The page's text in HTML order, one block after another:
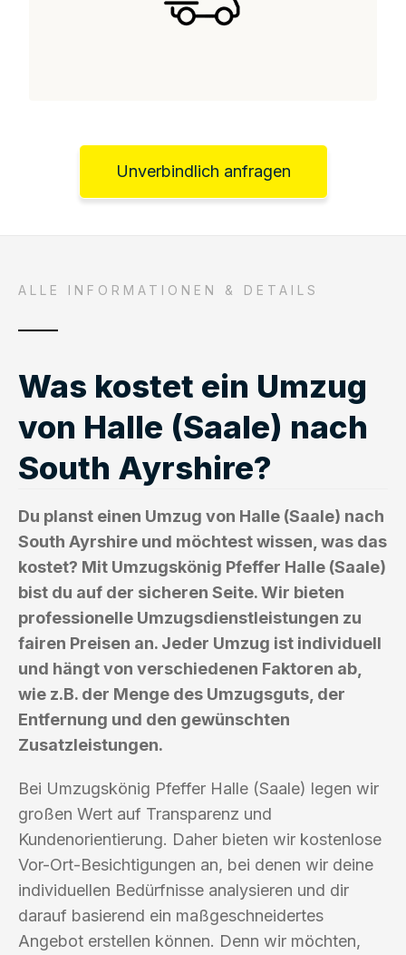
Unverbindlich anfragen
ALLE INFORMATIONEN & DETAILS
Was kostet ein Umzug
von Halle (Saale) nach
South Ayrshire?
Du planst einen Umzug von Halle (Saale) nach
South Ayrshire und möchtest wissen, was das
kostet? Mit Umzugskönig Pfeffer Halle (Saale)
bist du auf der sicheren Seite. Wir bieten
professionelle Umzugsdienstleistungen zu
fairen Preisen an. Jeder Umzug ist individuell
und hängt von verschiedenen Faktoren ab,
wie z.B. der Menge des Umzugsguts, der
Entfernung und den gewünschten
Zusatzleistungen.
Bei Umzugskönig Pfeffer Halle (Saale) legen wir
großen Wert auf Transparenz und
Kundenorientierung. Daher bieten wir kostenlose
Vor-Ort-Besichtigungen an, bei denen wir deine
individuellen Bedürfnisse analysieren und dir
darauf basierend ein maßgeschneidertes
Angebot erstellen können. Denn wir möchten,